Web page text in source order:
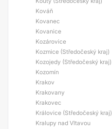
Kováň
Kovanec
Kovanice
Kozárovice
Kozmice (Středočeský kraj)
Kozojedy (Středočeský kraj)
Kozomín
Krakov
Krakovany
Krakovec
Královice (Středočeský kraj)
Kralupy nad Vltavou